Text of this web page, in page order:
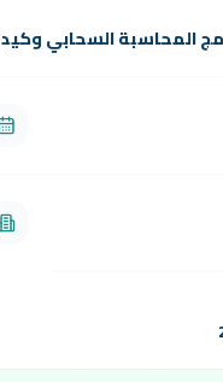
المحاسبة السحابي وكيد